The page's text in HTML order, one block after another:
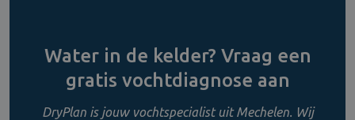
Water in de kelder? Vraag een
gratis vochtdiagnose aan
DryPlan is jouw vochtspecialist uit Mechelen. Wij